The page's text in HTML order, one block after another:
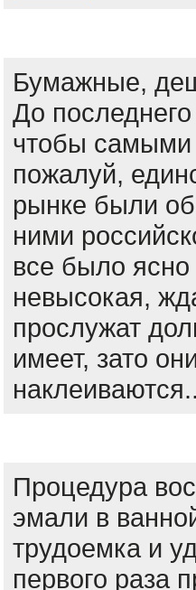
Бумажные,
До
чтобы
пожалуй,
рынке были
ними
все было
невысокая,
прослужат
имеет, зато
Процедура
эмали в
трудоемка и
первого раза